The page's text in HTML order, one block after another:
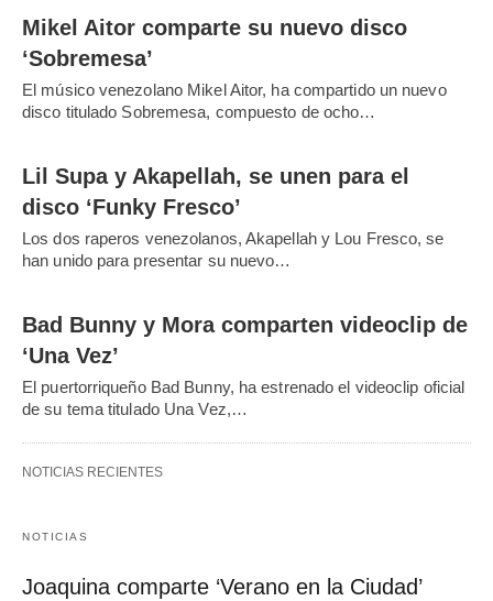
Mikel Aitor comparte su nuevo disco
‘Sobremesa’
El músico venezolano Mikel Aitor, ha compartido un nuevo
disco titulado Sobremesa, compuesto de ocho…
Lil Supa y Akapellah, se unen para el
disco ‘Funky Fresco’
Los dos raperos venezolanos, Akapellah y Lou Fresco, se
han unido para presentar su nuevo…
Bad Bunny y Mora comparten videoclip de
‘Una Vez’
El puertorriqueño Bad Bunny, ha estrenado el videoclip oficial
de su tema titulado Una Vez,…
NOTICIAS RECIENTES
NOTICIAS
Joaquina comparte ‘Verano en la Ciudad’